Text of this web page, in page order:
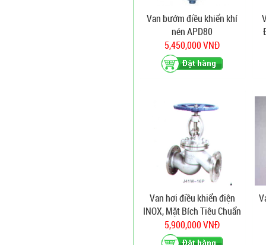
Van bướm điều khiển khí
nén APD80
5,450,000 VNĐ
Van hơi điều khiển điện
INOX, Mặt Bích Tiêu Chuẩn
BS
5,900,000 VNĐ